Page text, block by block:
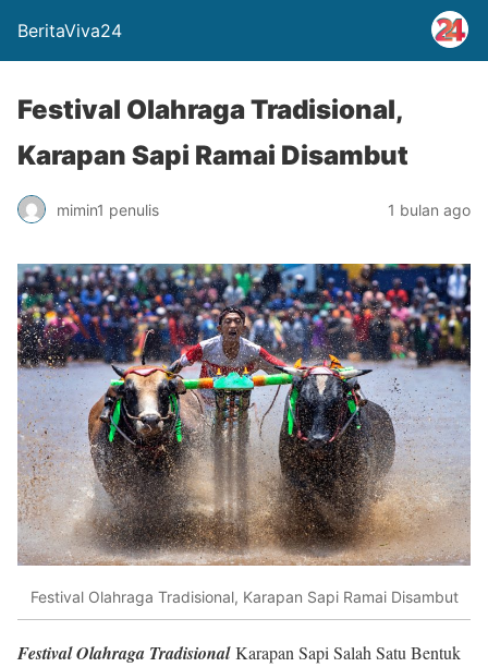
BeritaViva24
Festival Olahraga Tradisional,
Karapan Sapi Ramai Disambut
mimin1 penulis 1 bulan ago
Festival Olahraga Tradisional, Karapan Sapi Ramai Disambut
Festival Olahraga TradisionalKarapan Sapi Salah Satu Bentuk